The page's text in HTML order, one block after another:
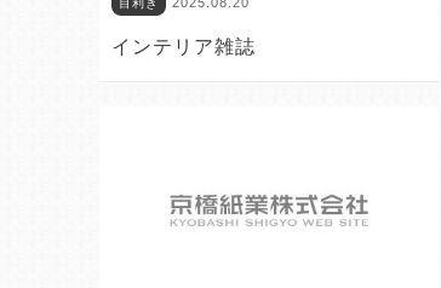
目利き
インテリア雑誌